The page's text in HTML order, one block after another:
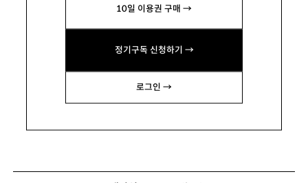
10일 이용권 구매 →
정기구독 신청하기 →
로그인 →